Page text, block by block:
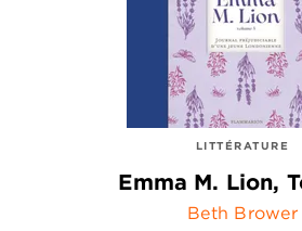
LITTÉRATURE
Emma M. Lion,
Beth Brower